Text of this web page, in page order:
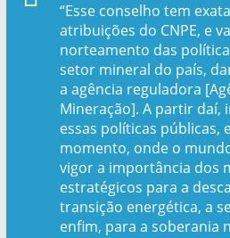
“Esse conselho tem
atribuições do CNPE, e
norteamento das
setor mineral do país,
a agência reguladora
Mineração]. A partir daí,
essas políticas públicas,
momento, onde o
vigor a importância dos
estratégicos para a
transição energética, a
enfim, para a soberania